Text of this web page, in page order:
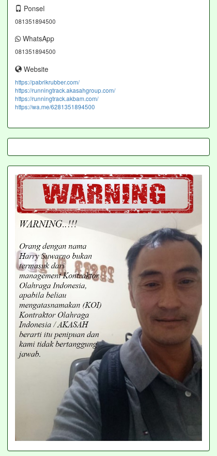
Ponsel
081351894500
WhatsApp
081351894500
Website
https://pabrikrubber.com/
https://runningtrack.akasahgroup.com/
https://runningtrack.akbam.com/
https://wa.me/6281351894500